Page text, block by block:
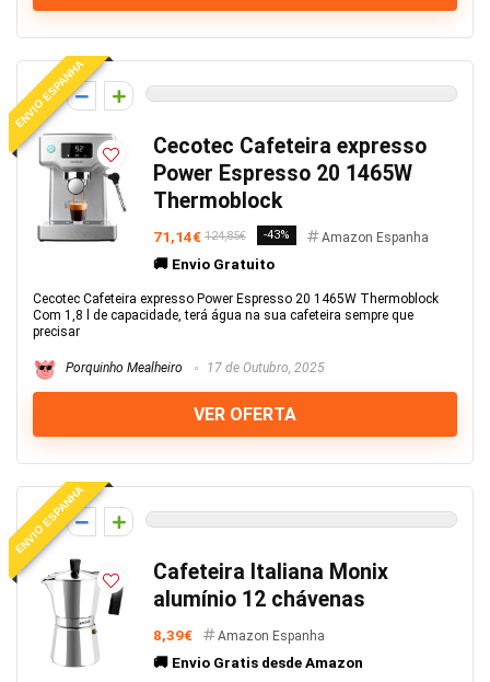
ENVIO ESPANHA
0
Cecotec Cafeteira expresso
Power Espresso 20 1465W
Thermoblock
71,14€ 124,85€ -43% Amazon Espanha
🚚 Envio Gratuito
Cecotec Cafeteira expresso Power Espresso 20 1465W Thermoblock
Com 1,8 l de capacidade, terá água na sua cafeteira sempre que
precisar
Porquinho Mealheiro 17 de Outubro, 2025
VER OFERTA
ENVIO ESPANHA
0
Cafeteira Italiana Monix
alumínio 12 chávenas
8,39€ Amazon Espanha
🚚 Envio Gratis desde Amazon